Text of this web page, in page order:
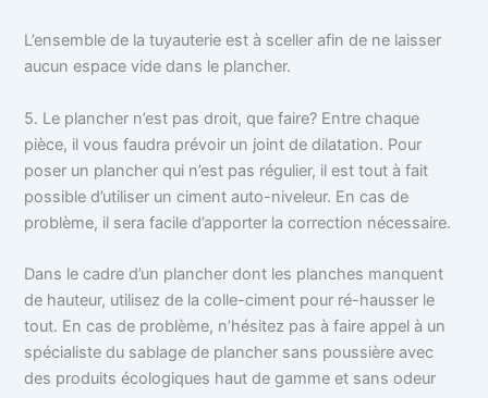
L’ensemble de la tuyauterie est à sceller afin de ne laisser
aucun espace vide dans le plancher.
5. Le plancher n’est pas droit, que faire? Entre chaque
pièce, il vous faudra prévoir un joint de dilatation. Pour
poser un plancher qui n’est pas régulier, il est tout à fait
possible d’utiliser un ciment auto-niveleur. En cas de
problème, il sera facile d’apporter la correction nécessaire.
Dans le cadre d’un plancher dont les planches manquent
de hauteur, utilisez de la colle-ciment pour ré-hausser le
tout. En cas de problème, n’hésitez pas à faire appel à un
spécialiste du sablage de plancher sans poussière avec
des produits écologiques haut de gamme et sans odeur